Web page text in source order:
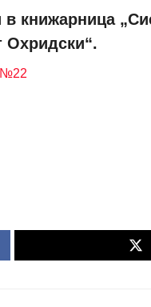
книжарница
Охридски“.
№22